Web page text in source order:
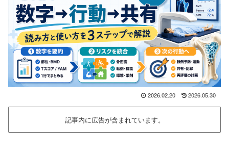
2026.02.20 2026.05.30
記事内に広告が含まれています。